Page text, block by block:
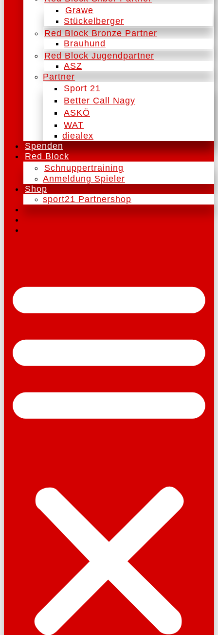
Grawe
Stückelberger
Red Block Bronze Partner
Brauhund
Red Block Jugendpartner
ASZ
Partner
Sport 21
Better Call Nagy
ASKÖ
WAT
diealex
Spenden
Red Block
Schnuppertraining
Anmeldung Spieler
Shop
sport21 Partnershop